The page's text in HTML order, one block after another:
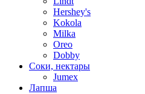
Hershey's
Kokola
Milka
Oreo
Dobby
Соки, нектары
Jumex
Лапша